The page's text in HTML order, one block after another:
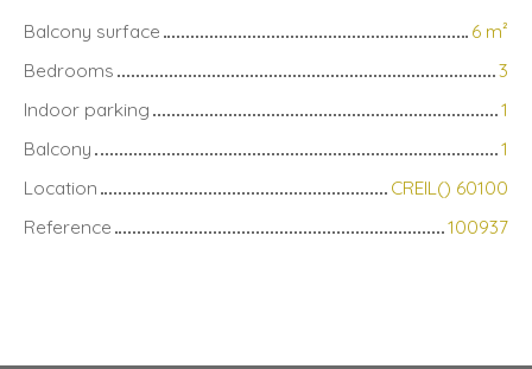
Balcony surface 6 m²
Bedrooms
3
Indoor parking
1
Balcony
1
Location
CREIL() 60100
Reference
100937